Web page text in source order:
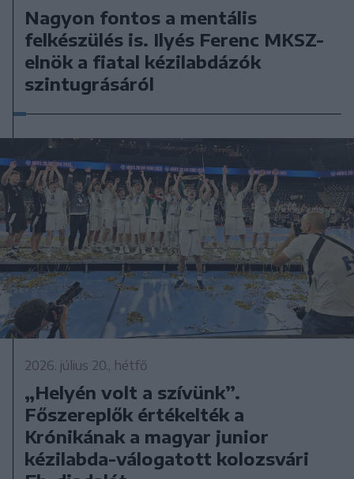
Nagyon fontos a mentális
felkészülés is. Ilyés Ferenc MKSZ-
elnök a fiatal kézilabdázók
szintugrásáról
2026. július 20., hétfő
„Helyén volt a szívünk”.
Főszereplők értékelték a
Krónikának a magyar junior
kézilabda-válogatott kolozsvári